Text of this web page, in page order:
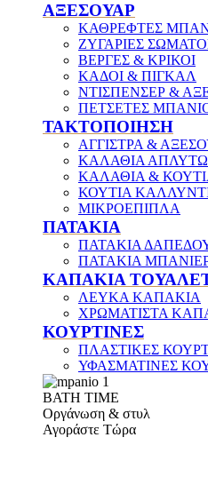
ΑΞΕΣΟΥΑΡ
ΚΑΘΡΕΦΤΕΣ
ΖΥΓΑΡΙΕΣ
ΒΕΡΓΕΣ & ΚΡΙΚΟΙ
ΚΑΔΟΙ & ΠΙΓΚΑΛ
ΝΤΙΣΠΕΝΣΕΡ &
ΠΕΤΣΕΤΕΣ
ΤΑΚΤΟΠΟΙΗΣΗ
ΑΓΓΙΣΤΡΑ &
ΚΑΛΑΘΙΑ
ΚΑΛΑΘΙΑ &
ΚΟΥΤΙΑ
ΜΙΚΡΟΕΠΙΠΛΑ
ΠΑΤΑΚΙΑ
ΠΑΤΑΚΙΑ
ΠΑΤΑΚΙΑ
ΚΑΠΑΚΙΑ
ΛΕΥΚΑ ΚΑΠΑΚΙΑ
ΧΡΩΜΑΤΙΣΤΑ
ΚΟΥΡΤΙΝΕΣ
ΠΛΑΣΤΙΚΕΣ
ΥΦΑΣΜΑΤΙΝΕΣ
ΒΑΤΗ ΤΙΜΕ
Οργάνωση & στυλ
Αγοράστε Τώρα